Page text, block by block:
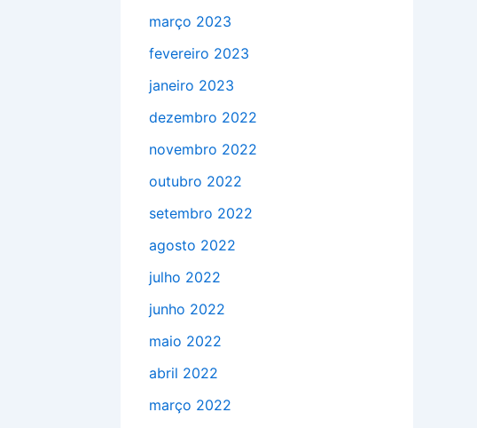
março 2023
fevereiro 2023
janeiro 2023
dezembro 2022
novembro 2022
outubro 2022
setembro 2022
agosto 2022
julho 2022
junho 2022
maio 2022
abril 2022
março 2022